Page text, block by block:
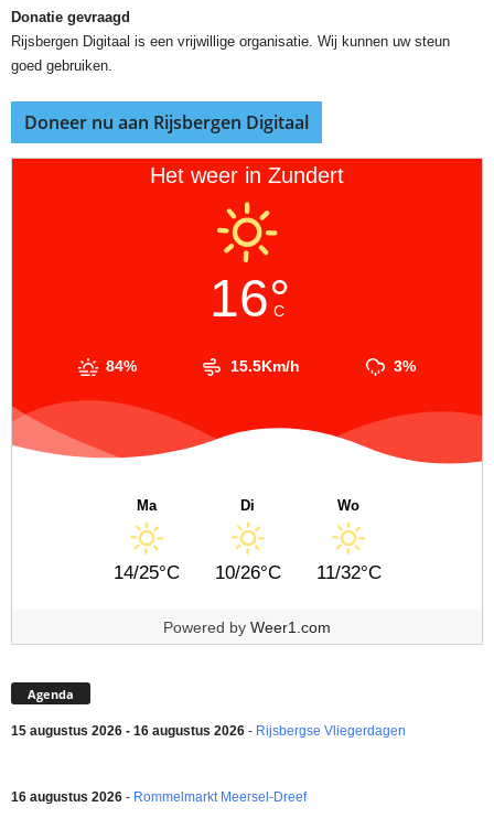
Donatie gevraagd
Rijsbergen Digitaal is een vrijwillige organisatie. Wij kunnen uw steun
goed gebruiken.
Doneer nu aan Rijsbergen Digitaal
Het weer in Zundert
16°
C
84% 15.5Km/h 3%
Ma
14/25°C
Di
10/26°C
Wo
11/32°C
Powered by Weer1.com
Agenda
15 augustus 2026 - 16 augustus 2026 - Rijsbergse Vliegerdagen
16 augustus 2026 - Rommelmarkt Meersel-Dreef